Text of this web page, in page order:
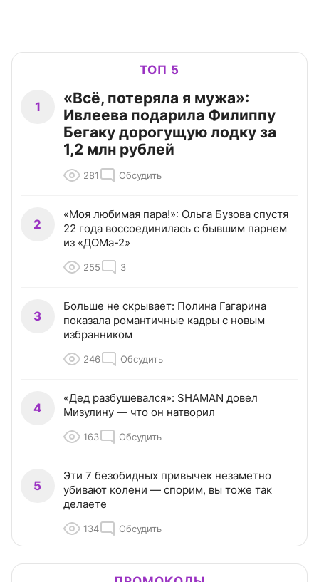
ТОП 5
1
«Всё, потеряла я мужа»:
Ивлеева подарила Филиппу
Бегаку дорогущую лодку за
1,2 млн рублей
281 Обсудить
2
«Моя любимая пара!»: Ольга Бузова спустя
22 года воссоединилась с бывшим парнем
из «ДОМа-2»
255 3
3
Больше не скрывает: Полина Гагарина
показала романтичные кадры с новым
избранником
246 Обсудить
4
«Дед разбушевался»: SHAMAN довел
Мизулину — что он натворил
163 Обсудить
5
Эти 7 безобидных привычек незаметно
убивают колени — спорим, вы тоже так
делаете
134 Обсудить